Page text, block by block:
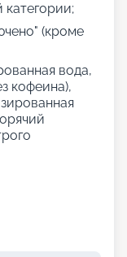
(кроме
вода,
кофеина),